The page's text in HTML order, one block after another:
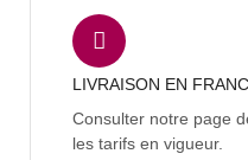
LIVRAISON EN
Consulter notre page
les tarifs en vigueur.